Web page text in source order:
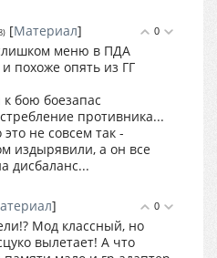
0
[Материал]
меню в ПДА
похоже опять из ГГ
бою боезапас
противника...
не совсем так -
издырявили, а он все
дисбаланс...
0
]
Мод классный, но
вылетает! А что